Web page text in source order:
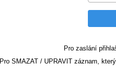
Pro zaslání
Pro SMAZAT / UPRAVIT záznam,